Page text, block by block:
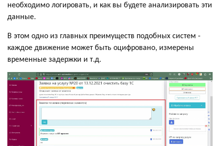
необходимо логировать, и как вы будете анализировать эти
данные.
В этом одно из главных преимуществ подобных систем -
каждое движение может быть оцифровано, измерены
временные задержки и т.д.